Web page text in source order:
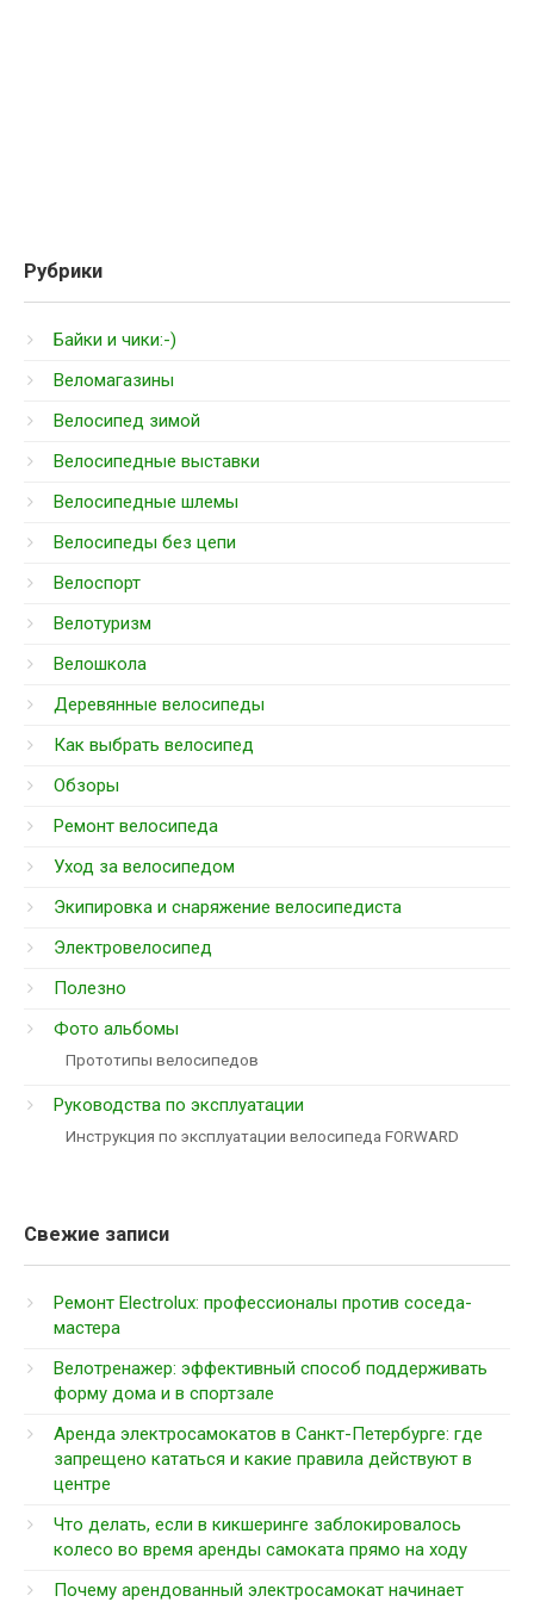
Рубрики
Байки и чики:-)
Веломагазины
Велосипед зимой
Велосипедные выставки
Велосипедные шлемы
Велосипеды без цепи
Велоспорт
Велотуризм
Велошкола
Деревянные велосипеды
Как выбрать велосипед
Обзоры
Ремонт велосипеда
Уход за велосипедом
Экипировка и снаряжение велосипедиста
Электровелосипед
Полезно
Фото альбомы
Прототипы велосипедов
Руководства по эксплуатации
Инструкция по эксплуатации велосипеда FORWARD
Свежие записи
Ремонт Electrolux: профессионалы против соседа-
мастера
Велотренажер: эффективный способ поддерживать
форму дома и в спортзале
Аренда электросамокатов в Санкт-Петербурге: где
запрещено кататься и какие правила действуют в
центре
Что делать, если в кикшеринге заблокировалось
колесо во время аренды самоката прямо на ходу
Почему арендованный электросамокат начинает